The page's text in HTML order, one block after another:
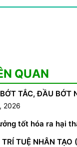
QUAN
TẮC, ĐẦU BỚT
2026
tốt hóa ra hại
TUỆ NHÂN TẠO